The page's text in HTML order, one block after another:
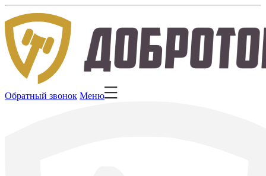
Обратный звонок Меню